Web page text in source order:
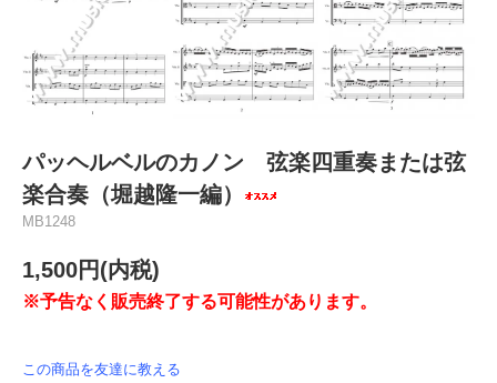
パッヘルベルのカノン 弦楽四重奏または弦
楽合奏（堀越隆一編）
MB1248
1,500円(内税)
※予告なく販売終了する可能性があります。
この商品を友達に教える